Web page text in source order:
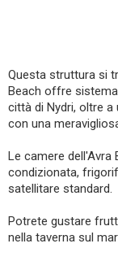
Questa struttura si
Beach offre
città di Nydri, oltre a
con una
Le camere dell'Avra
condizionata,
satellitare standard.
Potrete gustare
nella taverna sul